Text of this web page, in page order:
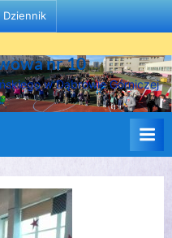
Dziennik
nr 10
w Dąbrowie Górniczej